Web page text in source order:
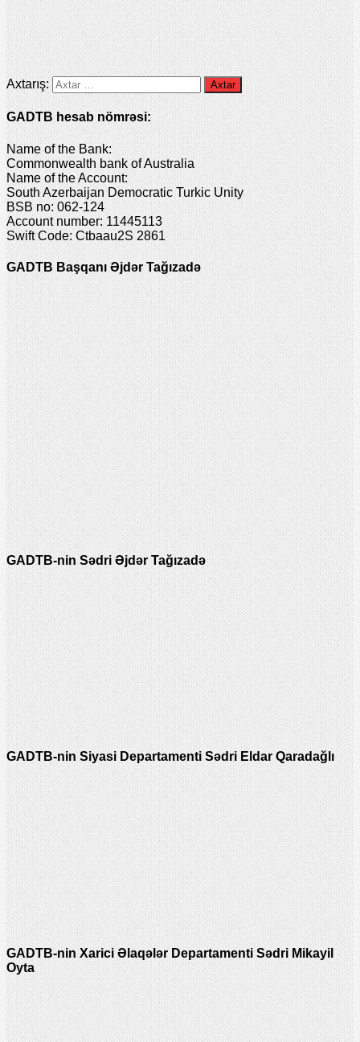
Axtarış:
GADTB hesab nömrəsi:
Name of the Bank:
Commonwealth bank of Australia
Name of the Account:
South Azerbaijan Democratic Turkic Unity
BSB no: 062-124
Account number: 11445113
Swift Code: Ctbaau2S 2861
GADTB Başqanı Əjdər Tağızadə
GADTB-nin Sədri Əjdər Tağızadə
GADTB-nin Siyasi Departamenti Sədri Eldar Qaradağlı
GADTB-nin Xarici Əlaqələr Departamenti Sədri Mikayil
Oyta